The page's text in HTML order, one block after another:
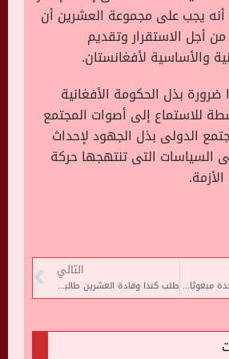
أنه يجب على مجموعة العشرين أن
من أجل الاستقرار وتقديم
والأساسية لأفغانستان.
بذل الحكومة الأفغانية
للاستماع إلى أصوات المجتمع
الدولى بذل الجهود لإحداث
السياسات التى تنتهجها حركة
.
تعيين الولايات المتحدة مبعوثا جديدا للاجئين الأفغان
التالي
طلب كندا وقادة العشرين طالبان بالسماح بوصول المساعدات للأفغان